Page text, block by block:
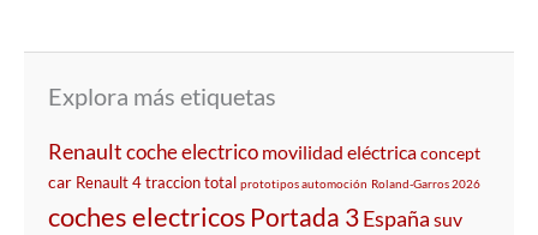
Explora más etiquetas
Renaultcoche electrico movilidad eléctricaconcept
car Renault 4 traccion total prototipos automoción Roland-Garros 2026
coches electricos Portada 3España suv